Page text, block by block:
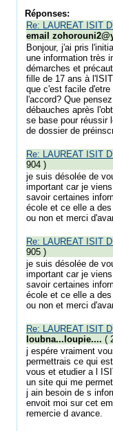
Réponses:
Re: LAUREAT ISIT
email
Bonjour, j'ai pris
une information très
démarches et
fille de 17 ans à
que c'est facile d'etre
l'accord? Que
débauches après
se base pour réussir
de dossier de
Re: LAUREAT ISIT
904 )
je suis désolée de
important car je
savoir certaines
école et ce elle a
ou non et merci
Re: LAUREAT ISIT
905 )
je suis désolée de
important car je
savoir certaines
école et ce elle a
ou non et merci
Re: LAUREAT ISIT
loubna...loupie.... (
j espére vraiment
permettrais ce qui
vous et etudier a l
un site qui me
j ain besoin de s
envoit moi sur cet
remercie d avance.